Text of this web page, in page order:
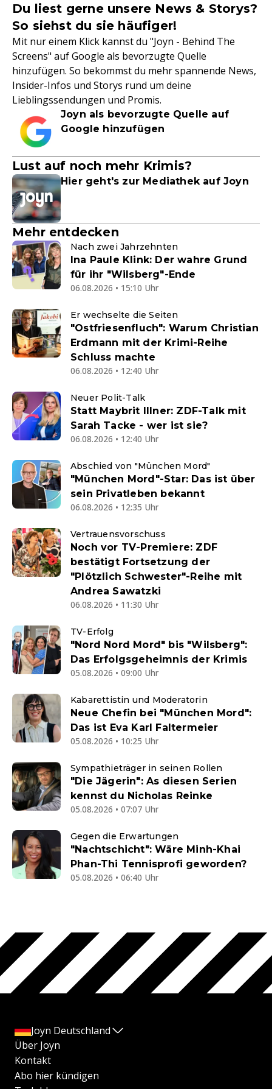
Du liest gerne unsere News & Storys?
So siehst du sie häufiger!
Mit nur einem Klick kannst du "Joyn - Behind The
Screens" auf Google als bevorzugte Quelle
hinzufügen. So bekommst du mehr spannende News,
Insider-Infos und Storys rund um deine
Lieblingssendungen und Promis.
Joyn als bevorzugte Quelle auf
Google hinzufügen
Lust auf noch mehr Krimis?
Hier geht's zur Mediathek auf Joyn
Mehr entdecken
Nach zwei Jahrzehnten
Ina Paule Klink: Der wahre Grund
für ihr "Wilsberg"-Ende
06.08.2026 • 15:10 Uhr
Er wechselte die Seiten
"Ostfriesenfluch": Warum Christian
Erdmann mit der Krimi-Reihe
Schluss machte
06.08.2026 • 12:40 Uhr
Neuer Polit-Talk
Statt Maybrit Illner: ZDF-Talk mit
Sarah Tacke - wer ist sie?
06.08.2026 • 12:40 Uhr
Abschied von "München Mord"
"München Mord"-Star: Das ist über
sein Privatleben bekannt
06.08.2026 • 12:35 Uhr
Vertrauensvorschuss
Noch vor TV-Premiere: ZDF
bestätigt Fortsetzung der
"Plötzlich Schwester"-Reihe mit
Andrea Sawatzki
06.08.2026 • 11:30 Uhr
TV-Erfolg
"Nord Nord Mord" bis "Wilsberg":
Das Erfolgsgeheimnis der Krimis
05.08.2026 • 09:00 Uhr
Kabarettistin und Moderatorin
Neue Chefin bei "München Mord":
Das ist Eva Karl Faltermeier
05.08.2026 • 10:25 Uhr
Sympathieträger in seinen Rollen
"Die Jägerin": As diesen Serien
kennst du Nicholas Reinke
05.08.2026 • 07:07 Uhr
Gegen die Erwartungen
"Nachtschicht": Wäre Minh-Khai
Phan-Thi Tennisprofi geworden?
05.08.2026 • 06:40 Uhr
Joyn Deutschland
Über Joyn
Kontakt
Abo hier kündigen